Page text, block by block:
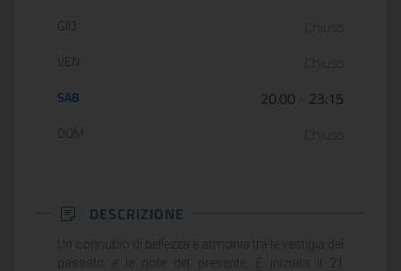
GIO
VEN
SAB 20:00 23:15
DOM
DESCRIZIONE
Un connubio di bellezza e armonia tra le vestigia del
passato e le note del presente. È iniziata il 21